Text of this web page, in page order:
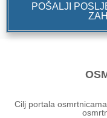
POŠALJI
Cilj portala